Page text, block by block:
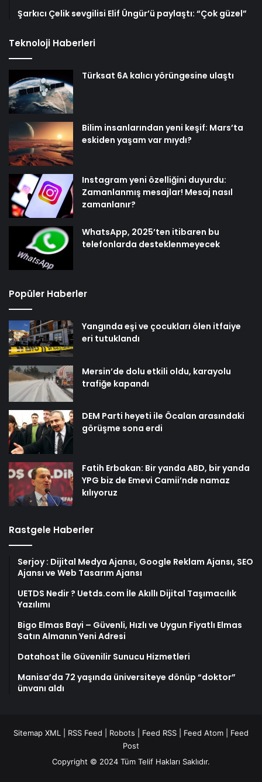
Şarkıcı Çelik sevgilisi Elif Üngür’ü paylaştı: “Çok güzel”
Teknoloji Haberleri
Türksat 6A kalıcı yörüngesine ulaştı
Bilim insanlarından yeni keşif: Mars’ta
eskiden yaşam var mıydı?
Instagram yeni özelliğini duyurdu:
Zamanlanmış mesajlar! Mesaj nasıl
zamanlanır?
WhatsApp, 2025’ten itibaren bu
telefonlarda desteklenmeyecek
Popüler Haberler
Yangında eşi ve çocukları ölen itfaiye
eri tutuklandı
Mersin’de dolu etkili oldu, karayolu
trafiğe kapandı
DEM Parti heyeti ile Öcalan arasındaki
görüşme sona erdi
Fatih Erbakan: Bir yanda ABD, bir yanda
YPG biz de Emevi Camii’nde namaz
kılıyoruz
Rastgele Haberler
Serjoy : Dijital Medya Ajansı, Google Reklam Ajansı, SEO
Ajansı ve Web Tasarım Ajansı
UETDS Nedir ? Uetds.com İle Akıllı Dijital Taşımacılık
Yazılımı
Bigo Elmas Bayi – Güvenli, Hızlı ve Uygun Fiyatlı Elmas
Satın Almanın Yeni Adresi
Datahost İle Güvenilir Sunucu Hizmetleri
Manisa’da 72 yaşında üniversiteye dönüp “doktor”
ünvanı aldı
Sitemap XML RSS Feed Robots Feed RSS Feed Atom
Feed
Post
Copyright © 2024 Tüm Telif Hakları Saklıdır.